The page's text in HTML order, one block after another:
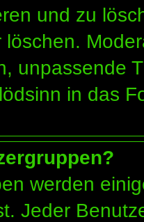
und zu
unpassende
in das
werden
Jeder